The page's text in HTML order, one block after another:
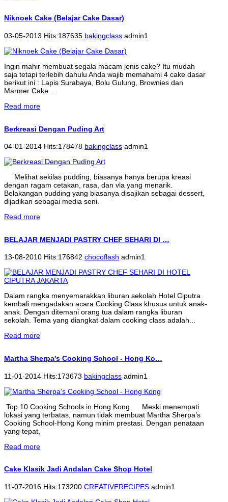
Niknoek Cake (Belajar Cake Dasar)
03-05-2013 Hits:187635 bakingclass admin1
Ingin mahir membuat segala macam jenis cake? Itu mudah
saja tetapi terlebih dahulu Anda wajib memahami 4 cake dasar
berikut ini : Lapis Surabaya, Bolu Gulung, Brownies dan
Marmer Cake....
Read more
Berkreasi Dengan Puding Art
04-01-2014 Hits:178478 bakingclass admin1
Melihat sekilas pudding, biasanya hanya berupa kreasi
dengan ragam cetakan, rasa, dan vla yang menarik.
Belakangan pudding yang biasanya disajikan sebagai dessert,
dijadikan sebagai media seni.
Read more
BELAJAR MENJADI PASTRY CHEF SEHARI DI …
13-08-2010 Hits:176842 chocoflash admin1
Dalam rangka menyemarakkan liburan sekolah Hotel Ciputra
kembali mengadakan acara Cooking Class khusus untuk anak-
anak. Dengan ditemani orang tua dalam rangka liburan
sekolah. Tema yang diangkat dalam cooking class adalah...
Read more
Martha Sherpa’s Cooking School - Hong Ko…
11-01-2014 Hits:173673 bakingclass admin1
Top 10 Cooking Schools in Hong Kong Meski menempati
lokasi yang terbatas, namun tidak membuat Martha Sherpa’s
Cooking School-Hong Kong minim prestasi. Dengan penataan
yang tepat,
Read more
Cake Klasik Jadi Andalan Cake Shop Hotel
11-07-2016 Hits:173200 CREATIVERECIPES admin1